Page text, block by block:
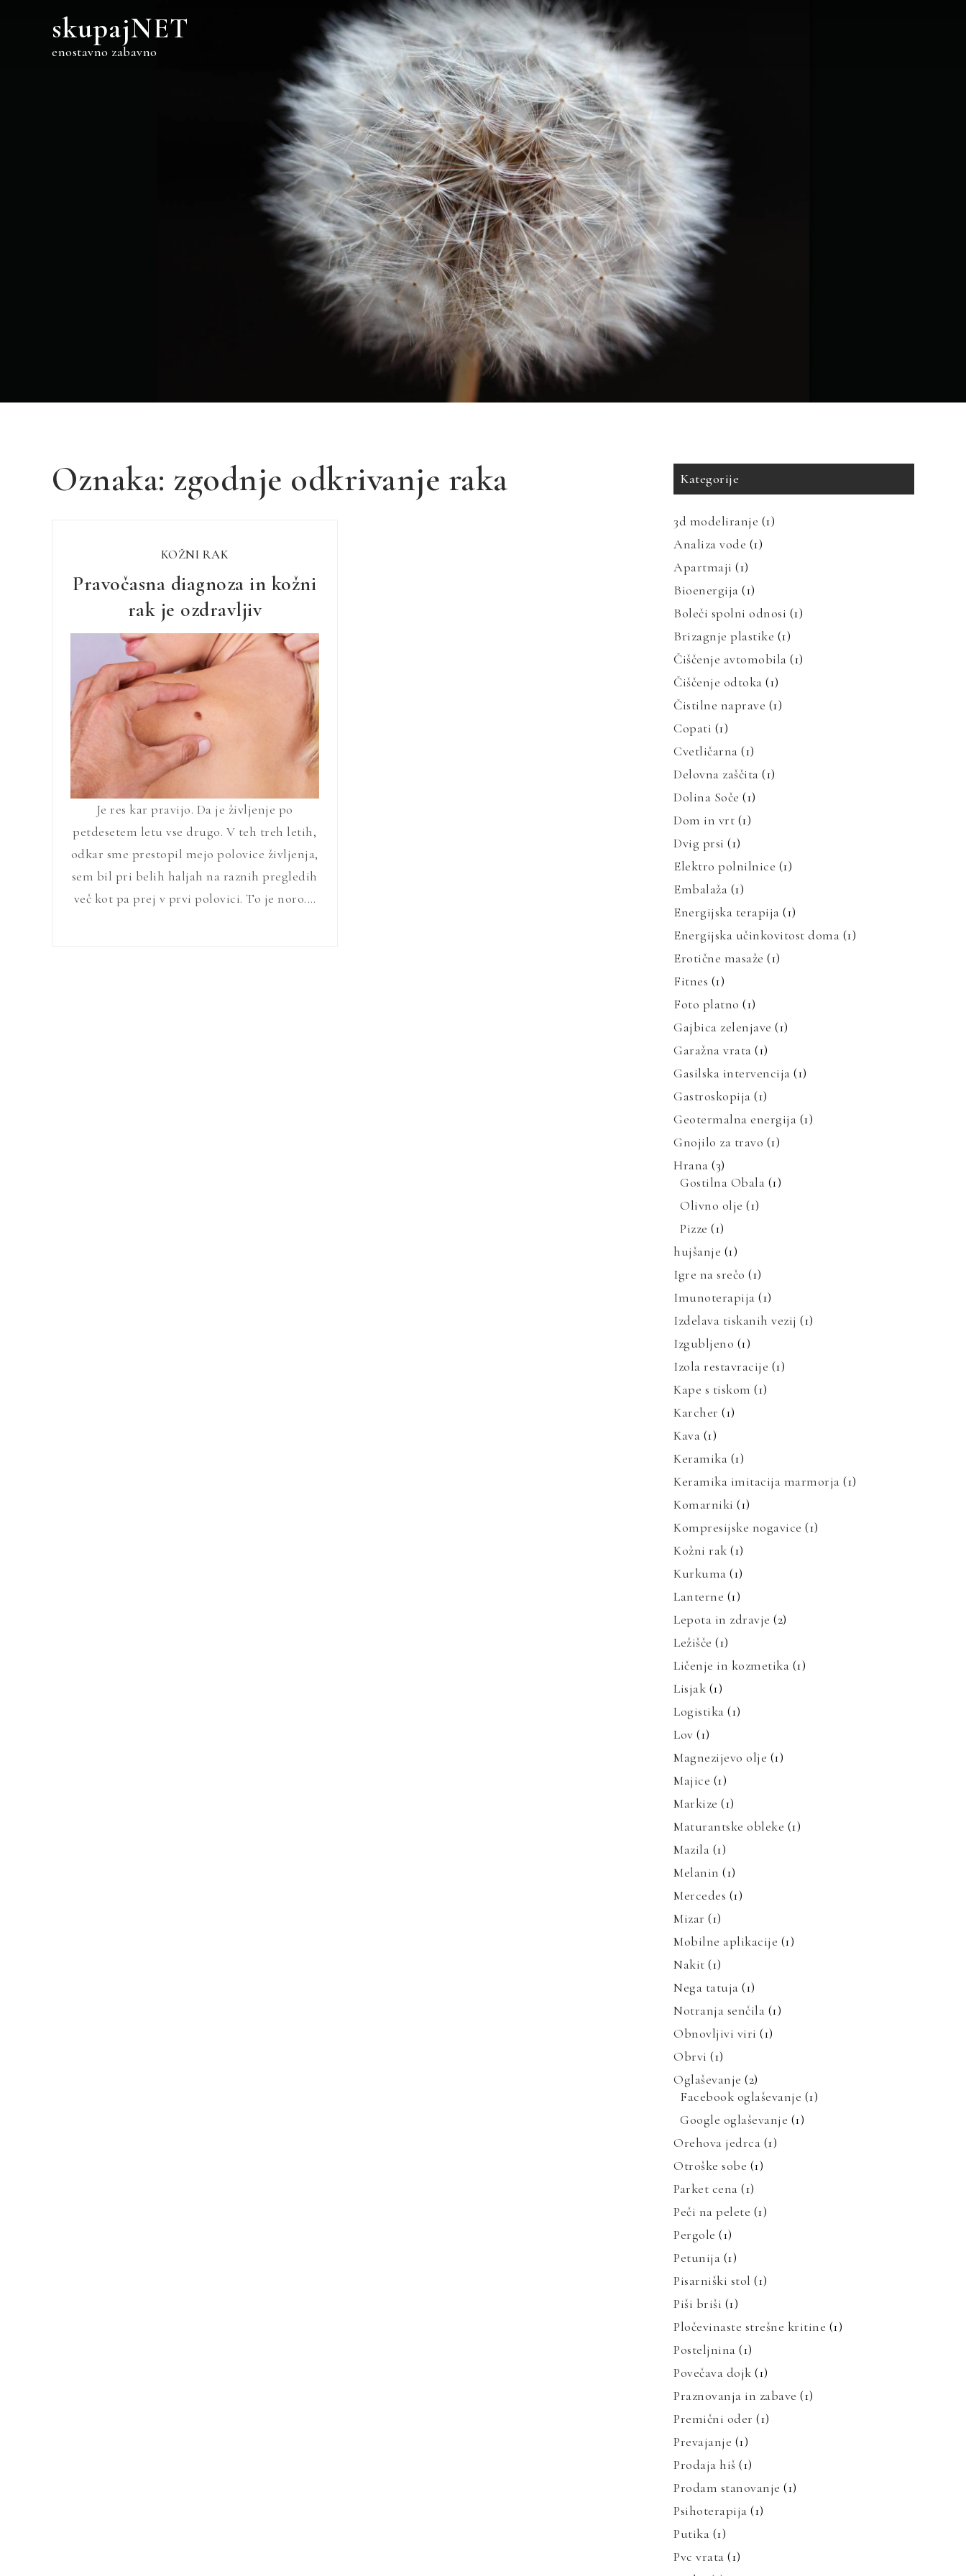
skupajNET
enostavno zabavno
Oznaka: zgodnje odkrivanje raka
KOŽNI RAK
Pravočasna diagnoza in kožni
rak je ozdravljiv
Je res kar pravijo. Da je življenje po
petdesetem letu vse drugo. V teh treh letih,
odkar sme prestopil mejo polovice življenja,
sem bil pri belih haljah na raznih pregledih
več kot pa prej v prvi polovici. To je noro.…
Kategorije
3d modeliranje (1)
Analiza vode (1)
Apartmaji (1)
Bioenergija (1)
Boleči spolni odnosi (1)
Brizagnje plastike (1)
Čiščenje avtomobila (1)
Čiščenje odtoka (1)
Čistilne naprave (1)
Copati (1)
Cvetličarna (1)
Delovna zaščita (1)
Dolina Soče (1)
Dom in vrt (1)
Dvig prsi (1)
Elektro polnilnice (1)
Embalaža (1)
Energijska terapija (1)
Energijska učinkovitost doma (1)
Erotične masaže (1)
Fitnes (1)
Foto platno (1)
Gajbica zelenjave (1)
Garažna vrata (1)
Gasilska intervencija (1)
Gastroskopija (1)
Geotermalna energija (1)
Gnojilo za travo (1)
Hrana (3)
Gostilna Obala (1)
Olivno olje (1)
Pizze (1)
hujšanje (1)
Igre na srečo (1)
Imunoterapija (1)
Izdelava tiskanih vezij (1)
Izgubljeno (1)
Izola restavracije (1)
Kape s tiskom (1)
Karcher (1)
Kava (1)
Keramika (1)
Keramika imitacija marmorja (1)
Komarniki (1)
Kompresijske nogavice (1)
Kožni rak (1)
Kurkuma (1)
Lanterne (1)
Lepota in zdravje (2)
Ležišče (1)
Ličenje in kozmetika (1)
Lisjak (1)
Logistika (1)
Lov (1)
Magnezijevo olje (1)
Majice (1)
Markize (1)
Maturantske obleke (1)
Mazila (1)
Melanin (1)
Mercedes (1)
Mizar (1)
Mobilne aplikacije (1)
Nakit (1)
Nega tatuja (1)
Notranja senčila (1)
Obnovljivi viri (1)
Obrvi (1)
Oglaševanje (2)
Facebook oglaševanje (1)
Google oglaševanje (1)
Orehova jedrca (1)
Otroške sobe (1)
Parket cena (1)
Peči na pelete (1)
Pergole (1)
Petunija (1)
Pisarniški stol (1)
Piši briši (1)
Pločevinaste strešne kritine (1)
Posteljnina (1)
Povečava dojk (1)
Praznovanja in zabave (1)
Premični oder (1)
Prevajanje (1)
Prodaja hiš (1)
Prodam stanovanje (1)
Psihoterapija (1)
Putika (1)
Pvc vrata (1)